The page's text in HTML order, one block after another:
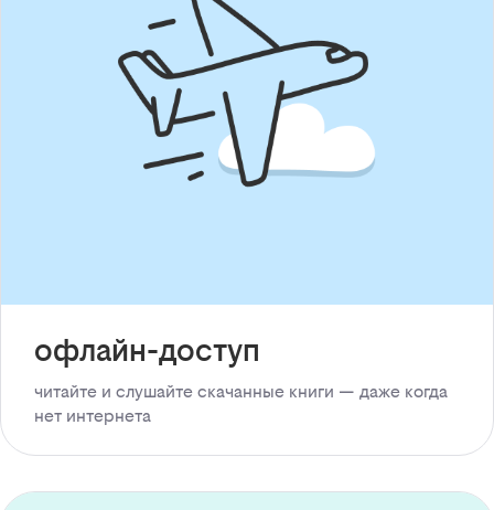
офлайн-доступ
читайте и слушайте скачанные книги — даже когда
нет интернета